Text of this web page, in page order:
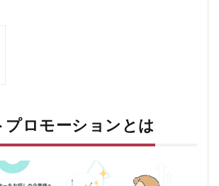
プロモーションとは